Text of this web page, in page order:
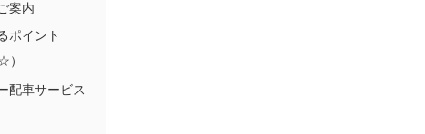
案内
ポイント
配車サービス